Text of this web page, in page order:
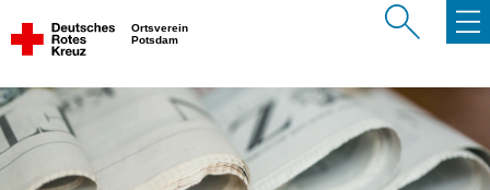
Ortsverein
Potsdam